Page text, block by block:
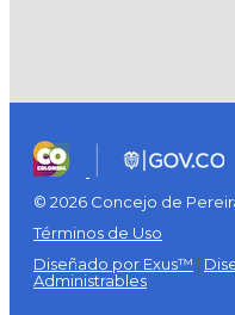
© 2026 Concejo de
Términos de Uso
Diseñado por Exus™ |
Administrables